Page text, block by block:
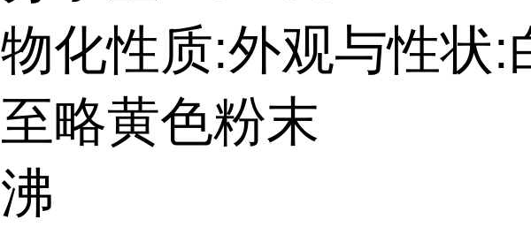
物化性质:外观与性状:
至略黄色粉末
沸